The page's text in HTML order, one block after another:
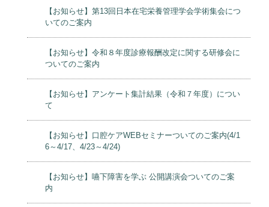
【お知らせ】第13回日本在宅栄養管理学会学術集会につ
いてのご案内
【お知らせ】令和８年度診療報酬改定に関する研修会に
ついてのご案内
【お知らせ】アンケート集計結果（令和７年度）につい
て
【お知らせ】口腔ケアWEBセミナーついてのご案内(4/1
6～4/17、4/23～4/24)
【お知らせ】嚥下障害を学ぶ 公開講演会ついてのご案
内